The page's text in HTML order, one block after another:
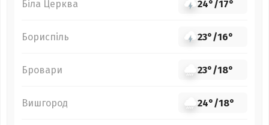
Біла Церква 24°/17°
Бориспіль 23°/16°
Бровари 23°/18°
Вишгород 24°/18°